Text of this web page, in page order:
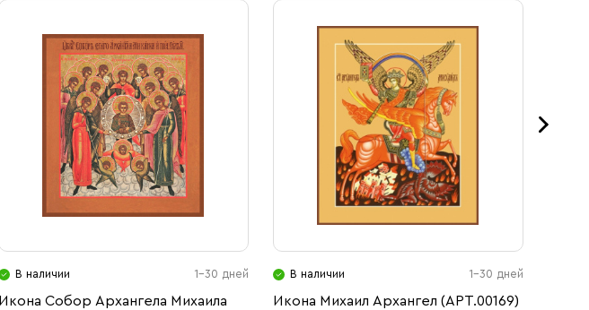
В наличии 1-30 дней
Икона Собор Архангела Михаила
В наличии 1-30 дней
Икона Михаил Архангел (АРТ.00169)